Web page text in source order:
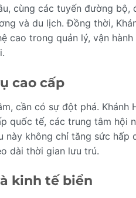
cùng các tuyến đường
và du lịch. Đồng thời,
cao trong quản lý, vận
cao cấp
cần có sự đột phá.
quốc tế, các trung tâm hội
không chỉ tăng sức hấp
dài thời gian lưu trú.
kinh tế biển